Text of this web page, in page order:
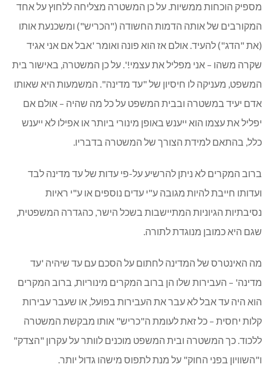
מספיק הוכחות ממשיות. על כן המשטרה מצליחה ללחוץ על אחד
המקורבים של אותה הדמות החשודה ("הכריש") ומשכנעת אותו
(את "הדג") להעיד. אולם אז הוא פונה ואומר 'אבל אם אני אגיד
שקרה משהו – אני מפליל את עצמי!'. על כן המשטרה, באישור בית
המשפט, מעניקה לו חיסיון של "עד מדינה". המשמעות היא שאותו
אדם יעיד במשטרה ובבית המשפט על כל מה שהיה – אולם אם
יפליל את עצמו הוא ייענש באופן מינורי ביותר או אפילו לא ייענש
כלל, בהתאם למידת הצורך של המשטרה בדבריו.
ברוב המקרים לא ניתן להרשיע על-פי עדות של עד מדינה לבד
ועדותו חייבת להיות מגובה ע"י עדים נוספים או ע"י ראיות
נסיבתיות הגיוניות המתיישבות בשכל הישר, כהגדרה המשפטית,
שגם היא כמובן מנוגדת לתורה.
מה האינטרס של המדינה לחתום על הסכם עם עד שיהיה 'עד
מדינה' – העבירות שלו הן ברוב המקרים מינוריות, ברוב המקרים
הוא היה עד אבל לא עבר את העבירות בפועל, או שעבר עבירות
קלות יחסית – כל זאת לעומת ה"כריש" אותו מבקשת המשטרה
ללכוד. כך המשטרה ובית המשפט מוכנים לוותר על עקרון "הצדק"
ו"השוויון בפני החוק" על מנת לתפוס מישהו גדול יותר.